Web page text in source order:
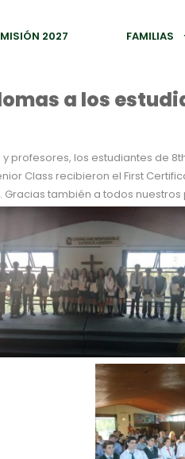
2027 FAMILIAS
a los
profesores, los estudiantes de
Class recibieron el First
también a todos